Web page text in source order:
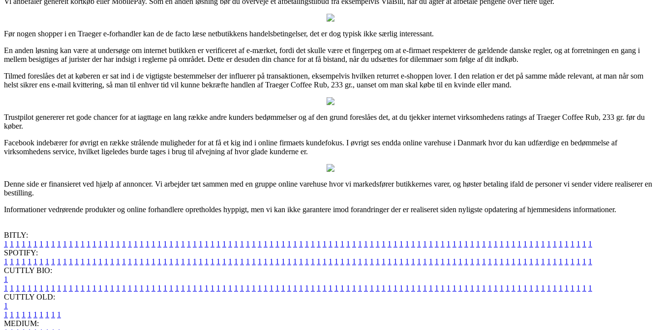
Før nogen shopper i en Traeger e-forhandler kan de de facto læse netbutikkens handelsbetingelser, det er dog typisk ikke særlig interessant.
En anden løsning kan være at undersøge om internet butikken er verificeret af e-mærket, fordi det skulle være et fingerpeg om at e-firmaet respekterer de gældende danske regler, og at forretningen en gang i
mellem besigtiges af jurister der har indsigt i reglerne på området. Dette er desuden din chance for at få bistand, når du udsættes for dilemmaer som følge af dit indkøb.
Tilmed foreslåes det at køberen er sat ind i de vigtigste bestemmelser der influerer på transaktionen, eksempelvis hvilken returret e-shoppen lover. I den relation er det på samme måde relevant, at man når som
helst sikrer ens e-mail kvittering, så man til enhver tid vil kunne bekræfte handlen af Traeger Coffee Rub, 233 gr., uanset om man skal købe til en kvinde eller mand.
Trustpilot genererer ret gode chancer for at iagttage en lang række andre kunders bedømmelser og af den grund foreslåes det, at du tjekker internet virksomhedens ratings af Traeger Coffee Rub, 233 gr. før du
køber.
Facebook indebærer for øvrigt en række strålende muligheder for at få et kig ind i online firmaets kundefokus. I øvrigt ses endda online varehuse i Danmark hvor du kan udfærdige en bedømmelse af
virksomhedens service, hvilket ligeledes burde tages i brug til afvejning af hvor glade kunderne er.
Denne side er finansieret ved hjælp af annoncer. Vi arbejder tæt sammen med en gruppe online varehuse hvor vi markedsfører butikkernes varer, og høster betaling ifald de personer vi sender videre realiserer en
bestilling.
Informationer vedrørende produkter og online forhandlere opretholdes hyppigt, men vi kan ikke garantere imod forandringer der er realiseret siden nyligste opdatering af hjemmesidens informationer.
BITLY:
1 1 1 1 1 1 1 1 1 1 1 1 1 1 1 1 1 1 1 1 1 1 1 1 1 1 1 1 1 1 1 1 1 1 1 1 1 1 1 1 1 1 1 1 1 1 1 1 1 1 1 1 1 1 1 1 1 1 1 1 1 1 1 1 1 1 1 1 1 1 1 1 1 1 1 1 1 1 1 1 1 1 1 1 1 1 1 1 1 1 1 1 1 1 1 1 1 1 1 1
SPOTIFY:
1 1 1 1 1 1 1 1 1 1 1 1 1 1 1 1 1 1 1 1 1 1 1 1 1 1 1 1 1 1 1 1 1 1 1 1 1 1 1 1 1 1 1 1 1 1 1 1 1 1 1 1 1 1 1 1 1 1 1 1 1 1 1 1 1 1 1 1 1 1 1 1 1 1 1 1 1 1 1 1 1 1 1 1 1 1 1 1 1 1 1 1 1 1 1 1 1 1 1 1
CUTTLY BIO:
1
1 1 1 1 1 1 1 1 1 1 1 1 1 1 1 1 1 1 1 1 1 1 1 1 1 1 1 1 1 1 1 1 1 1 1 1 1 1 1 1 1 1 1 1 1 1 1 1 1 1 1 1 1 1 1 1 1 1 1 1 1 1 1 1 1 1 1 1 1 1 1 1 1 1 1 1 1 1 1 1 1 1 1 1 1 1 1 1 1 1 1 1 1 1 1 1 1 1 1 1
CUTTLY OLD:
1
1 1 1 1 1 1 1 1 1 1
MEDIUM: